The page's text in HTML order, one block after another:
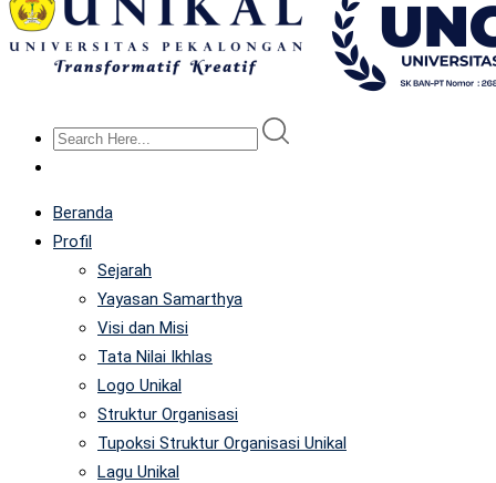
Beranda
Profil
Sejarah
Yayasan Samarthya
Visi dan Misi
Tata Nilai Ikhlas
Logo Unikal
Struktur Organisasi
Tupoksi Struktur Organisasi Unikal
Lagu Unikal